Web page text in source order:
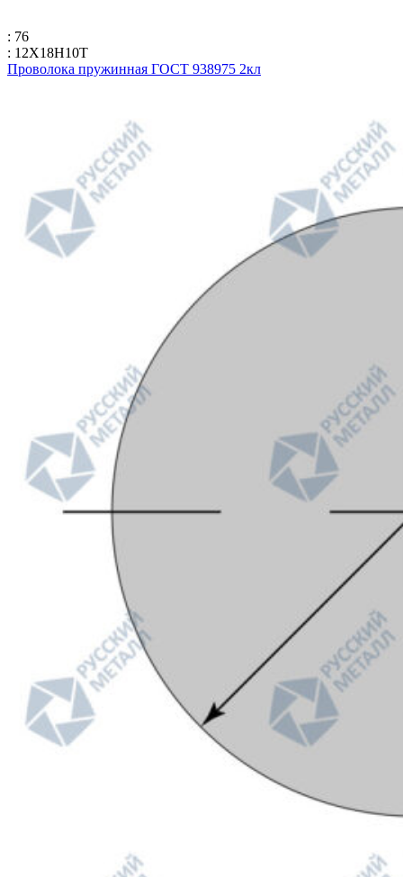
: 76
: 12Х18Н10Т
Проволока пружинная ГОСТ 938975 2кл